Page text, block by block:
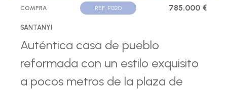
COMPRA REF. P1320 785.000 €
SANTANYI
Auténtica casa de pueblo
reformada con un estilo exquisito
a pocos metros de la plaza de